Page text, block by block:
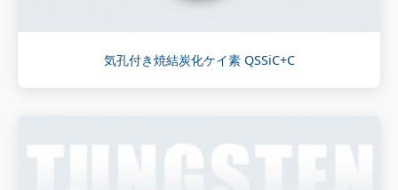
気孔付き焼結炭化ケイ素 QSSiC+C